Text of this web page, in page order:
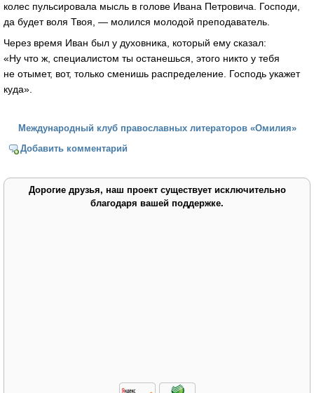
колес пульсировала мысль в голове Ивана Петровича. Господи,
да будет воля Твоя, — молился молодой преподаватель.
Через время Иван был у духовника, который ему сказал:
«Ну что ж, специалистом ты останешься, этого никто у тебя
не отымет, вот, только сменишь распределение. Господь укажет
куда».
Международный клуб православных литераторов «Омилия»
Добавить комментарий
Дорогие друзья, наш проект существует исключительно
благодаря вашей поддержке.